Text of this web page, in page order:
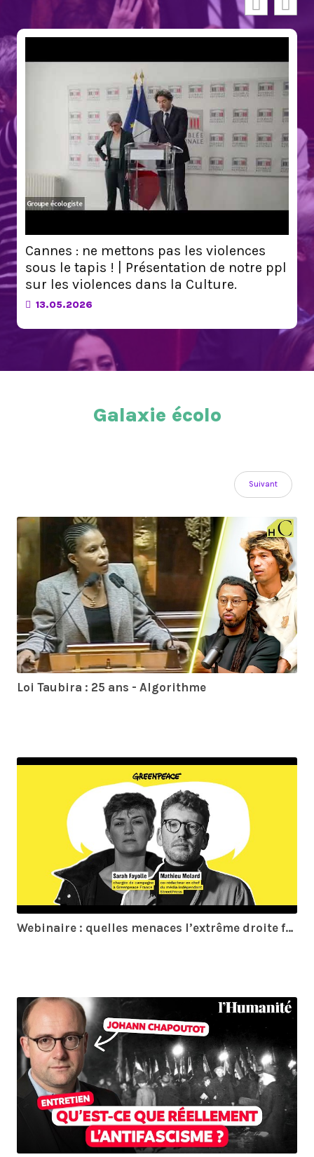
ppl
Kanaky-Nouvelle-Calédonie : mon
à rejeter l’accord non consensuel de
Bougival
02.05.2026
Loi Taubira : 25 ans - Algorithme
Webinaire : quelles menaces l’extrême droite fait peser sur la transition écologique et sociale ?